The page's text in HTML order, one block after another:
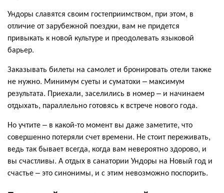
Ундоры славятся своим гостеприимством, при этом, в
отличие от зарубежной поездки, вам не придется
привыкать к новой культуре и преодолевать языковой
барьер.
Заказывать билеты на самолет и бронировать отели также
не нужно. Минимум суеты и суматохи – максимум
результата. Приехали, заселились в номер – и начинаем
отдыхать, параллельно готовясь к встрече нового года.
Но учтите – в какой-то момент вы даже заметите, что
совершенно потеряли счет времени. Не стоит переживать,
ведь так бывает всегда, когда вам невероятно здорово, и
вы счастливы. А отдых в санатории Ундоры на Новый год и
счастье – это синонимы, и с этим невозможно поспорить.